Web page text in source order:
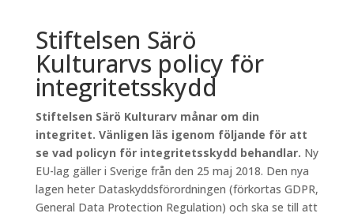
Stiftelsen Särö
Kulturarvs policy för
integritetsskydd
Stiftelsen Särö Kulturarv månar om din
integritet. Vänligen läs igenom följande för att
se vad policyn för integritetsskydd behandlar. Ny
EU-lag gäller i Sverige från den 25 maj 2018. Den nya
lagen heter Dataskyddsförordningen (förkortas GDPR,
General Data Protection Regulation) och ska se till att